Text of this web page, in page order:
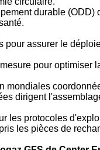
durable
assurer le
pour optimiser
mondiales
dirigent
les protocoles
les pièces de